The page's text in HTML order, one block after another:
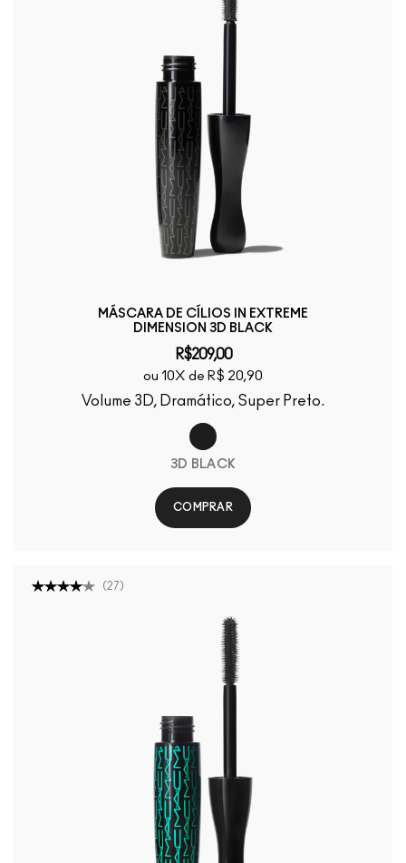
MÁSCARA DE CÍLIOS IN EXTREME
DIMENSION 3D BLACK
R$209,00
ou 10X de R$ 20,90
Volume 3D, Dramático, Super Preto.
3D BLACK
COMPRAR
( 27 )